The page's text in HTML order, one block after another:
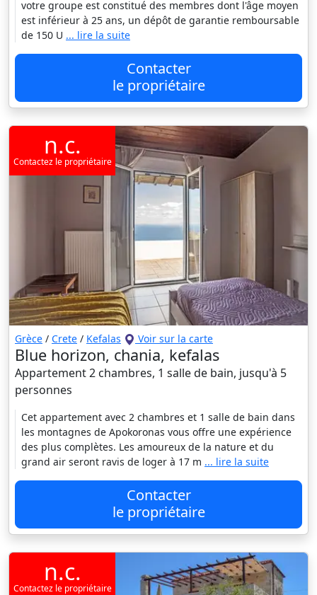
votre groupe est constitué des membres dont l'âge moyen
est inférieur à 25 ans, un dépôt de garantie remboursable
de 150 U ... lire la suite
Contacter
le propriétaire
n.c.
Contactez le propriétaire
Grèce / Crete / Kefalas Voir sur la carte
Blue horizon, chania, kefalas
Appartement 2 chambres, 1 salle de bain, jusqu'à 5
personnes
Cet appartement avec 2 chambres et 1 salle de bain dans
les montagnes de Apokoronas vous offre une expérience
des plus complètes. Les amoureux de la nature et du
grand air seront ravis de loger à 17 m ... lire la suite
Contacter
le propriétaire
n.c.
Contactez le propriétaire